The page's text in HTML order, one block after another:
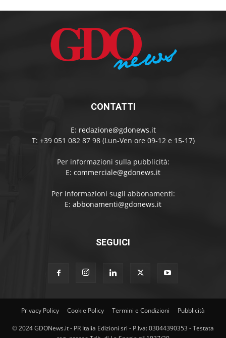
CONTATTI
E: redazione@gdonews.it
T: +39 051 082 87 98 (Lun-Ven ore 09-12 e 15-17)
Per informazioni sulla pubblicità:
E: commerciale@gdonews.it
Per informazioni sugli abbonamenti:
E: abbonamenti@gdonews.it
SEGUICI
Privacy Policy Cookie Policy Termini e Condizioni Pubblicità
© 2024 GDONews.it - PR Italia Edizioni srl - P.Iva: 03044390353 - Testata